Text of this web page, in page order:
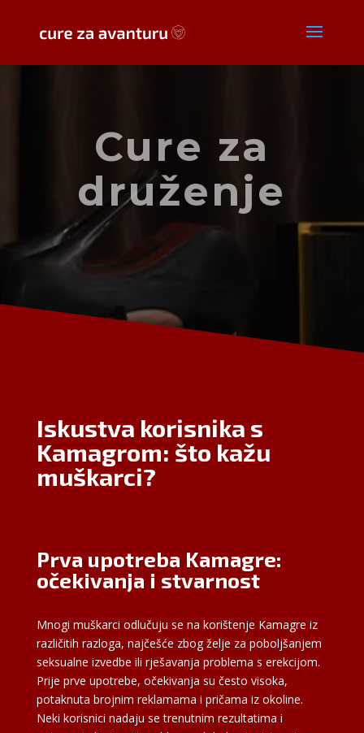
Cure za
druženje
Iskustva korisnika s
Kamagrom: što kažu
muškarci?
Prva upotreba Kamagre:
očekivanja i stvarnost
Mnogi muškarci odlučuju se na korištenje Kamagre iz
različitih razloga, najčešće zbog želje za poboljšanjem
seksualne izvedbe ili rješavanja problema s erekcijom.
Prije prve upotrebe, očekivanja su često visoka,
potaknuta brojnim reklamama i pričama iz okoline.
Neki korisnici nadaju se trenutnim rezultatima i